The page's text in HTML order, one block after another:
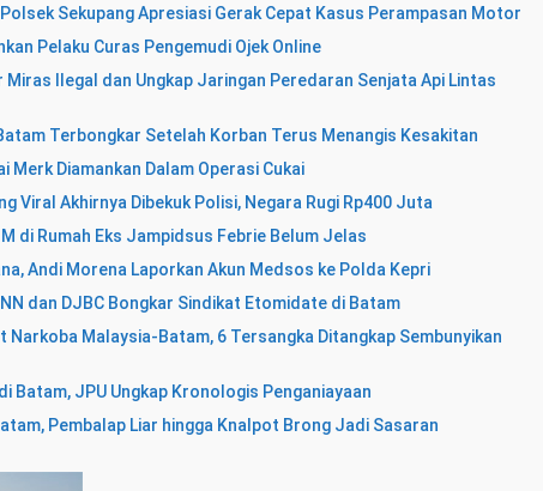
Sekupang Apresiasi Gerak Cepat Kasus Perampasan Motor
Pelaku Curas Pengemudi Ojek Online
Miras Ilegal dan Ungkap Jaringan Peredaran Senjata Api Lintas
Terbongkar Setelah Korban Terus Menangis Kesakitan
Merk Diamankan Dalam Operasi Cukai
Viral Akhirnya Dibekuk Polisi, Negara Rugi Rp400 Juta
di Rumah Eks Jampidsus Febrie Belum Jelas
Andi Morena Laporkan Akun Medsos ke Polda Kepri
dan DJBC Bongkar Sindikat Etomidate di Batam
Narkoba Malaysia-Batam, 6 Tersangka Ditangkap Sembunyikan
Batam, JPU Ungkap Kronologis Penganiayaan
Pembalap Liar hingga Knalpot Brong Jadi Sasaran